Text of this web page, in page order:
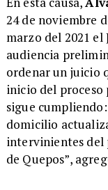
24 de noviembre
marzo del 2021 el
audiencia
ordenar un juicio
inicio del proceso
sigue
domicilio
intervinientes del
de Quepos”,